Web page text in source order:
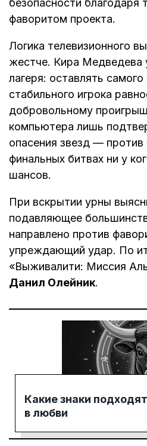
безопасности благодаря
фаворитом проекта.
Логика телевизионного
жестче. Кира Медведева
лагеря: оставлять самого
стабильного игрока
добровольному
компьютера лишь
опасения звезд — против
финальных битвах ни у
шансов.
При вскрытии урны
подавляющее
направлено против
упреждающий удар. По
«Выживалити: Миссия
Данил Олейник.
Какие знаки
в любви